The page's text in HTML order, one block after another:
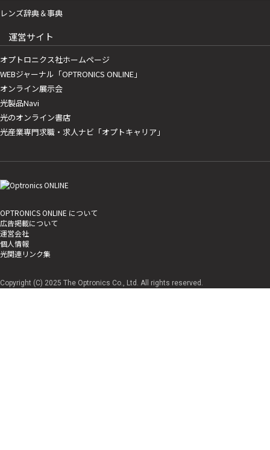
レンズ辞典＆事典
運営サイト
オプトロニクス社ホームページ
WEBジャーナル「OPTRONICS ONLINE」
オンライン展示会
光製品Navi
光のオンライン書店
光産業専門求職・求人ナビ「オプトキャリア」
OPTRONICS ONLINE について
広告掲載について
運営会社
個人情報
光関連リンク集
Copyright (C) 2025 The Optronics Co., Ltd. All rights reserved.